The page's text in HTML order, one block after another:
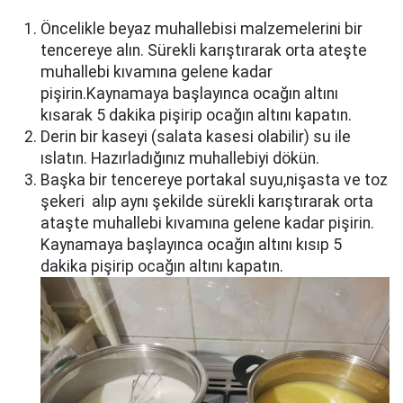
Öncelikle beyaz muhallebisi malzemelerini bir
tencereye alın. Sürekli karıştırarak orta ateşte
muhallebi kıvamına gelene kadar
pişirin.Kaynamaya başlayınca ocağın altını
kısarak 5 dakika pişirip ocağın altını kapatın.
Derin bir kaseyi (salata kasesi olabilir) su ile
ıslatın. Hazırladığınız muhallebiyi dökün.
Başka bir tencereye portakal suyu,nişasta ve toz
şekeri alıp aynı şekilde sürekli karıştırarak orta
ataşte muhallebi kıvamına gelene kadar pişirin.
Kaynamaya başlayınca ocağın altını kısıp 5
dakika pişirip ocağın altını kapatın.